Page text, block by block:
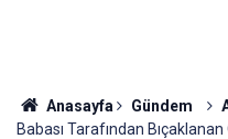
Anasayfa Gündem
Babası Tarafından